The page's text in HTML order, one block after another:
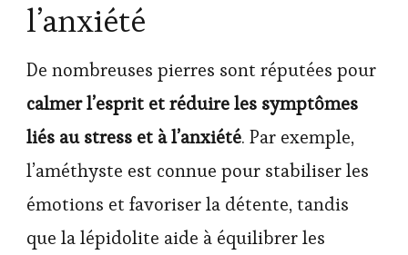
l’anxiété
De nombreuses pierres sont réputées pour
calmer l’esprit et réduire les symptômes
liés au stress et à l’anxiété. Par exemple,
l’améthyste est connue pour stabiliser les
émotions et favoriser la détente, tandis
que la lépidolite aide à équilibrer les